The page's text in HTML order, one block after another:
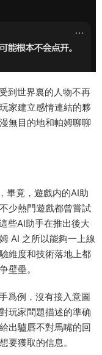
到世界裏的人物不再
家建立感情連結的夥
無目的地和帕姆聊聊
畢竟，遊戲内的AI助
少熱門遊戲都曾嘗試
些AI助手在推出後大
AI 之所以能夠一上線
維度和技術落地上都
壁壘。
爲例，沒有接入意圖
玩家問題描述的準确
出驢唇不對馬嘴的回
要獲取的信息。